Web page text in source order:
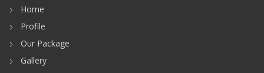
Home
Profile
Our Package
Gallery